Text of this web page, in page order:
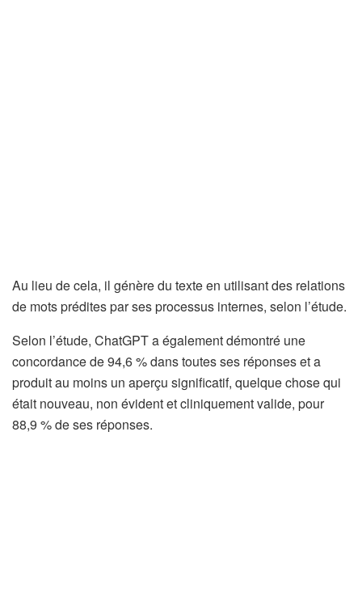
Au lieu de cela, il génère du texte en utilisant des relations
de mots prédites par ses processus internes, selon l’étude.
Selon l’étude, ChatGPT a également démontré une
concordance de 94,6 % dans toutes ses réponses et a
produit au moins un aperçu significatif, quelque chose qui
était nouveau, non évident et cliniquement valide, pour
88,9 % de ses réponses.